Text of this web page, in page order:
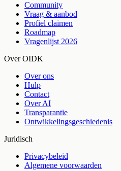
Community
Vraag & aanbod
Profiel claimen
Roadmap
Vragenlijst 2026
Over OIDK
Over ons
Hulp
Contact
Over AI
Transparantie
Ontwikkelingsgeschiedenis
Juridisch
Privacybeleid
Algemene voorwaarden